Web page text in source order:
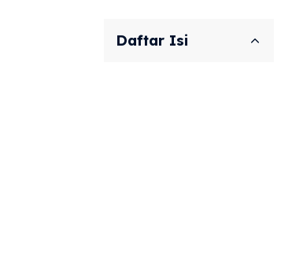
Daftar Isi